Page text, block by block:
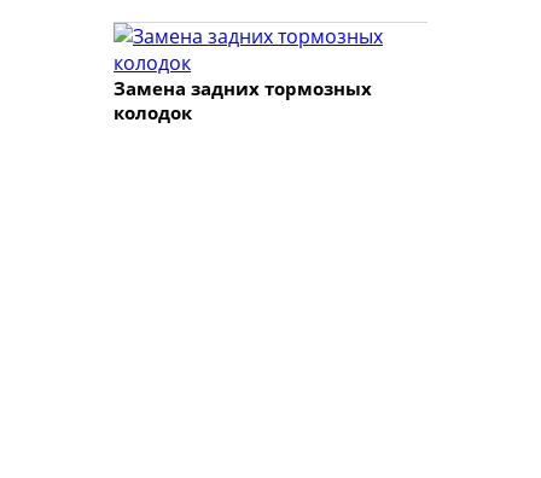
Замена задних тормозных
колодок